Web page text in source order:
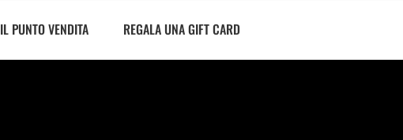
IL PUNTO VENDITA REGALA UNA GIFT CARD